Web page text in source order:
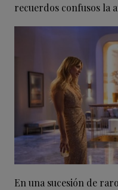
recuerdos confusos la
En una sucesión de